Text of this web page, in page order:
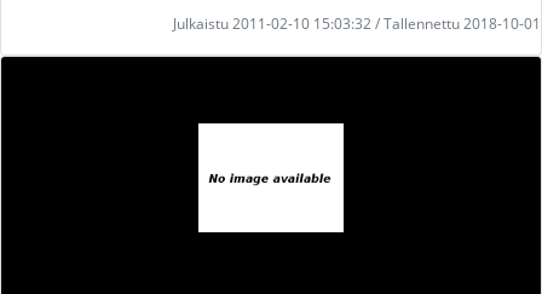
Julkaistu 2011-02-10 15:03:32 / Tallennettu 2018-10-01